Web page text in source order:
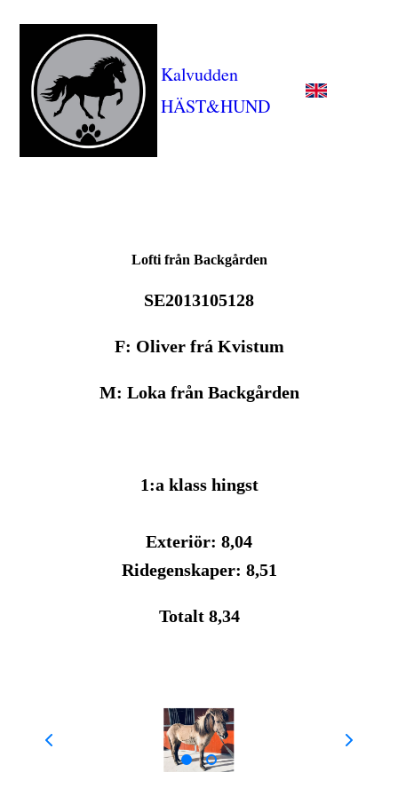
Kalvudden
HÄST&HUND
Lofti från Backgården
SE2013105128
F: Oliver frá Kvistum
M: Loka från Backgården
1:a klass hingst
Exteriör: 8,04
Ridegenskaper: 8,51
Totalt 8,34